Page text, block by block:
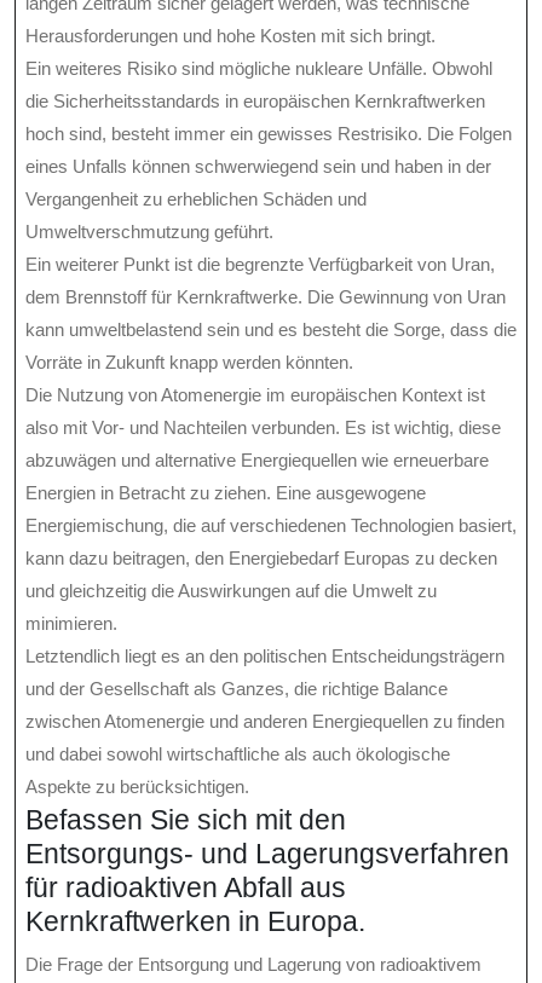
Herausforderungen und hohe Kosten mit sich bringt.
Ein weiteres Risiko sind mögliche nukleare Unfälle. Obwohl
die Sicherheitsstandards in europäischen Kernkraftwerken
hoch sind, besteht immer ein gewisses Restrisiko. Die Folgen
eines Unfalls können schwerwiegend sein und haben in der
Vergangenheit zu erheblichen Schäden und
Umweltverschmutzung geführt.
Ein weiterer Punkt ist die begrenzte Verfügbarkeit von Uran,
dem Brennstoff für Kernkraftwerke. Die Gewinnung von Uran
kann umweltbelastend sein und es besteht die Sorge, dass die
Vorräte in Zukunft knapp werden könnten.
Die Nutzung von Atomenergie im europäischen Kontext ist
also mit Vor- und Nachteilen verbunden. Es ist wichtig, diese
abzuwägen und alternative Energiequellen wie erneuerbare
Energien in Betracht zu ziehen. Eine ausgewogene
Energiemischung, die auf verschiedenen Technologien basiert,
kann dazu beitragen, den Energiebedarf Europas zu decken
und gleichzeitig die Auswirkungen auf die Umwelt zu
minimieren.
Letztendlich liegt es an den politischen Entscheidungsträgern
und der Gesellschaft als Ganzes, die richtige Balance
zwischen Atomenergie und anderen Energiequellen zu finden
und dabei sowohl wirtschaftliche als auch ökologische
Aspekte zu berücksichtigen.
Befassen Sie sich mit den
Entsorgungs- und Lagerungsverfahren
für radioaktiven Abfall aus
Kernkraftwerken in Europa.
Die Frage der Entsorgung und Lagerung von radioaktivem